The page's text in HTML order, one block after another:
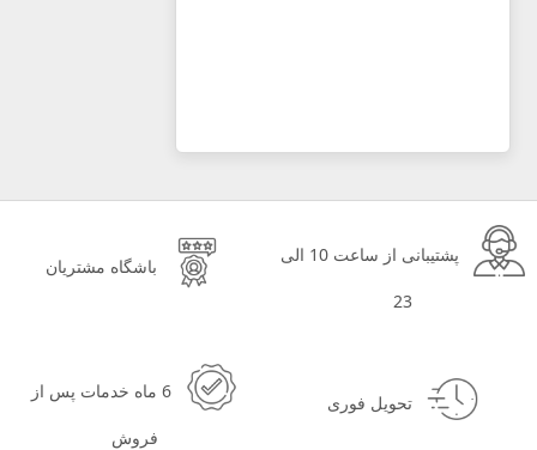
پشتیبانی از ساعت 10 الی
23
باشگاه مشتریان
تحویل فوری
6 ماه خدمات پس از
فروش